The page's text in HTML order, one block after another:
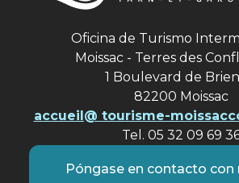
Oficina de Turismo
Moissac - Terres des
1 Boulevard de
82200 Moissac
accueil@ tourisme-
Tel. 05 32 09 69
Póngase en contacto con